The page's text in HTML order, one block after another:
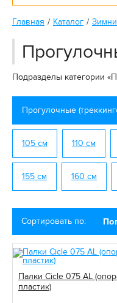
и роликов
Зимние
Главная Каталог
Подразделы категории
Прогулочные
105 см 110 см
155 см 160 см
Сортировать по:
Палки Cicle 075 AL
пластик)